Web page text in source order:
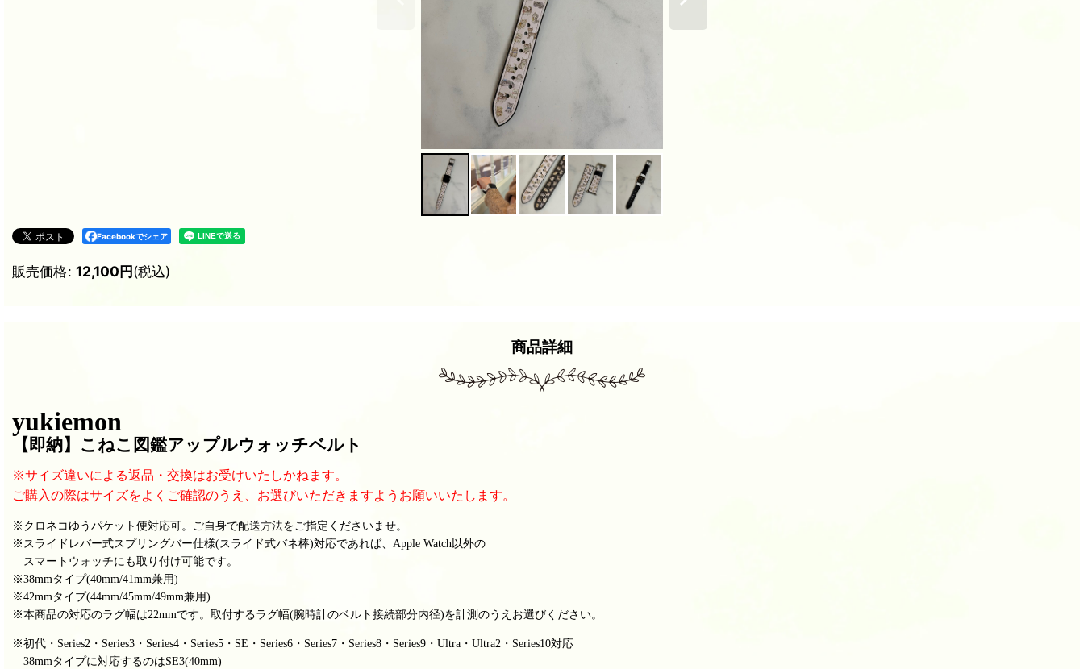
Facebookでシェア
販売価格: 12,100円(税込)
商品詳細
yukiemon
【即納】こねこ図鑑アップルウォッチベルト
※サイズ違いによる返品・交換はお受けいたしかねます。
ご購入の際はサイズをよくご確認のうえ、お選びいただきますようお願いいたします。
※クロネコゆうパケット便対応可。 ご自身で配送方法をご指定くださいませ。
※スライドレバー式スプリングバー仕様(スライド式バネ棒)対応であれば、Apple Watch以外の
スマートウォッチにも取り付け可能です。
※38mmタイプ(40mm/41mm兼用)
※42mmタイプ(44mm/45mm/49mm兼用)
※本商品の対応のラグ幅は22mmです。取付するラグ幅(腕時計のベルト接続部分内径)を計測のうえお選びください。
※初代・Series2・ Series3・ Series4・ Series5・SE・ Series6・ Series7・ Series8・ Series9・Ultra・Ultra2・ Series10対応
38mmタイプに対応するのはSE3(40mm)